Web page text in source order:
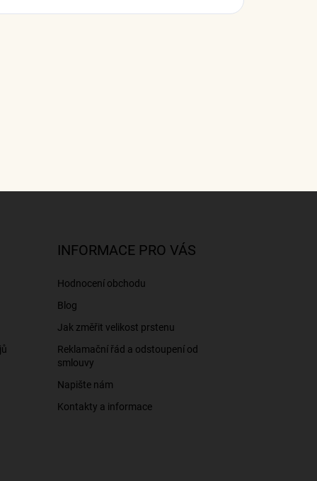
INFORMACE PRO VÁS
Hodnocení obchodu
Blog
Jak změřit velikost prstenu
Reklamační řád a odstoupení od
smlouvy
Napište nám
Kontakty a informace